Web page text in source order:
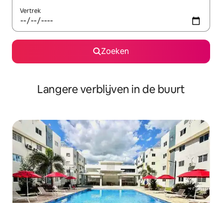
Vertrek
Zoeken
Langere verblijven in de buurt